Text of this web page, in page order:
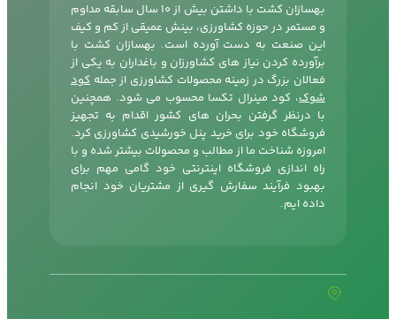
بهسازان کشت با داشتن بیش از 10 سال سابقه مداوم
و مستمر در حوزه کشاورزی، بینش عمیقی از کم و کیف
این صنعت به دست آورده است. بهسازان کشت با
برآورده کردن نیاز های کشاورزان و باغداران به یکی از
فعالان بزرگ در زمینه محصولات کشاورزی از جمله کود
شوک، کود مینرال تکسا محسوب می شود. همچنین
با درنظر گرفتن بحران های کشور اقدام به تجهیز
فروشگاه خود برای خرید پنل خورشیدی کشاورزی کرد.
امروزه شناخت ما از مطالب و محصولات بیشتر شده و با
راه اندازی فروشگاه اینترنتی خود گامی مهم برای
بهبود فرآیند سفارش گیری از مشتریان خود انجام
داده ایم.